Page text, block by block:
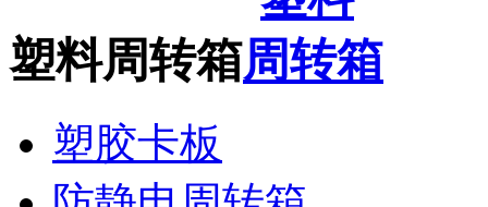
塑料周转箱
塑胶卡板